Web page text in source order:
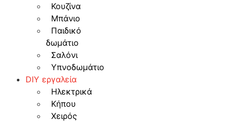
Κουζίνα
Μπάνιο
Παιδικό
δωμάτιο
Σαλόνι
Υπνοδωμάτιο
DIY εργαλεία
Ηλεκτρικά
Κήπου
Χειρός